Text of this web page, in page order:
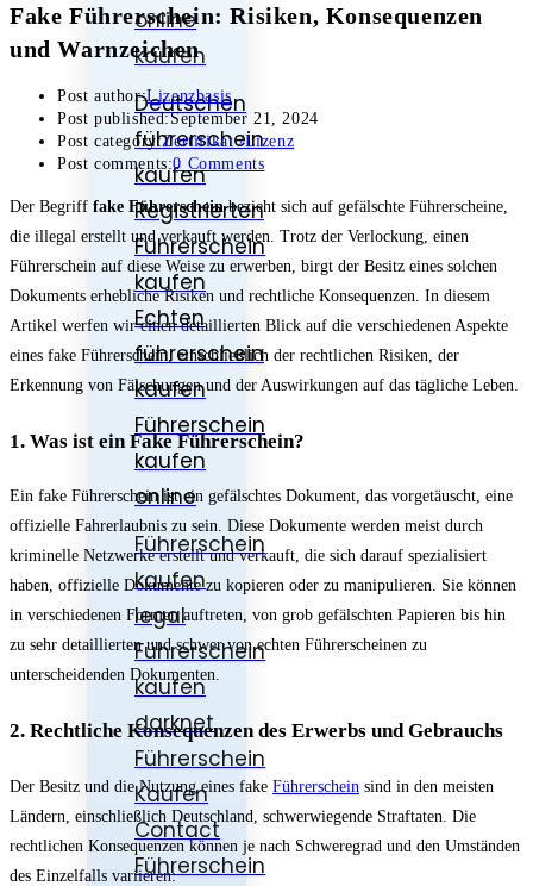
online
kaufen
Deutschen
führerschein
kaufen
Registrierten
Führerschein
kaufen
Echten
führerschein
kaufen
Führerschein
kaufen
online
Führerschein
kaufen
legal
Führerschein
kaufen
darknet
Führerschein
Kaufen
Contact
Führerschein
Fake Führerschein: Risiken, Konsequenzen
und Warnzeichen
Post author:Lizenzbasis
Post published:September 21, 2024
Post category:Zertifikat /Lizenz
Post comments:0 Comments
Der Begriff fake Führerscheinbezieht sich auf gefälschte Führerscheine,
die illegal erstellt und verkauft werden. Trotz der Verlockung, einen
Führerschein auf diese Weise zu erwerben, birgt der Besitz eines solchen
Dokuments erhebliche Risiken und rechtliche Konsequenzen. In diesem
Artikel werfen wir einen detaillierten Blick auf die verschiedenen Aspekte
eines fake Führerschein, einschließlich der rechtlichen Risiken, der
Erkennung von Fälschungen und der Auswirkungen auf das tägliche Leben.
1. Was ist ein Fake Führerschein?
Ein fake Führerschein ist ein gefälschtes Dokument, das vorgetäuscht, eine
offizielle Fahrerlaubnis zu sein. Diese Dokumente werden meist durch
kriminelle Netzwerke erstellt und verkauft, die sich darauf spezialisiert
haben, offizielle Dokumente zu kopieren oder zu manipulieren. Sie können
in verschiedenen Formen auftreten, von grob gefälschten Papieren bis hin
zu sehr detaillierten und schwer von echten Führerscheinen zu
unterscheidenden Dokumenten.
2. Rechtliche Konsequenzen des Erwerbs und Gebrauchs
Der Besitz und die Nutzung eines fake Führerschein sind in den meisten
Ländern, einschließlich Deutschland, schwerwiegende Straftaten. Die
rechtlichen Konsequenzen können je nach Schweregrad und den Umständen
des Einzelfalls variieren: